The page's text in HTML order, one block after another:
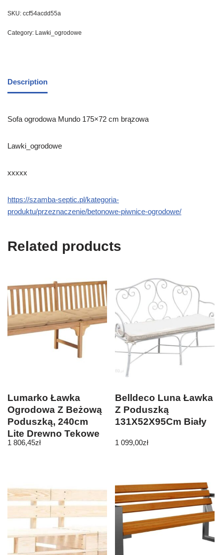
SKU: ccf54acdd55a
Category: Lawki_ogrodowe
Description
Sofa ogrodowa Mundo 175×72 cm brązowa
Lawki_ogrodowe
xxxxx
https://szamba-septic.pl/kategoria-
produktu/przeznaczenie/betonowe-piwnice-ogrodowe/
Related products
Lumarko Ławka
Ogrodowa Z Beżową
Poduszką, 240cm
Lite Drewno Tekowe
1 806,45zł
Belldeco Luna Ławka
Z Poduszką
131X52X95Cm Biały
1 099,00zł